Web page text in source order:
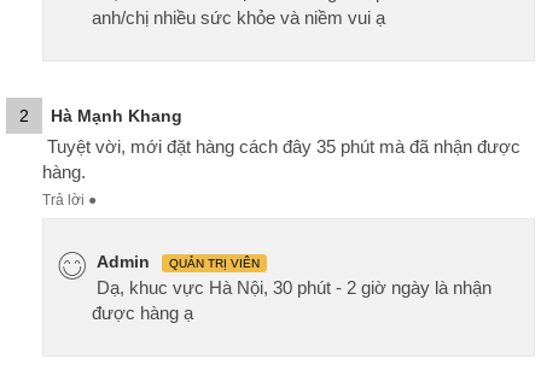
anh/chị nhiều sức khỏe và niềm vui ạ
2 Hà Mạnh Khang
Tuyệt vời, mới đặt hàng cách đây 35 phút mà đã nhận được
hàng.
Trả lời ●
Admin QUẢN TRỊ VIÊN
Dạ, khuc vực Hà Nội, 30 phút - 2 giờ ngày là nhận
được hàng ạ